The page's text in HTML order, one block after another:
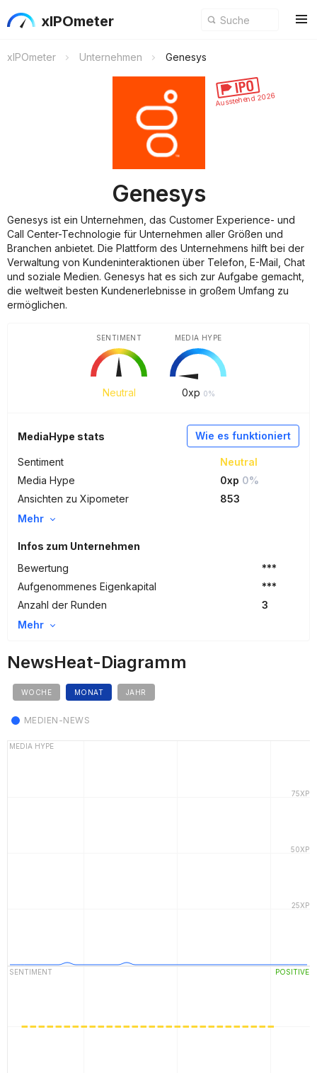
xIPOmeter
xIPOmeter Unternehmen Genesys
Ausstehend 2026
Genesys
Genesys ist ein Unternehmen, das Customer Experience- und
Call Center-Technologie für Unternehmen aller Größen und
Branchen anbietet. Die Plattform des Unternehmens hilft bei der
Verwaltung von Kundeninteraktionen über Telefon, E-Mail, Chat
und soziale Medien. Genesys hat es sich zur Aufgabe gemacht,
die weltweit besten Kundenerlebnisse in großem Umfang zu
ermöglichen.
Neutral
SENTIMENT
0xp 0%
MEDIA HYPE
Wie es funktioniert
MediaHype stats
Sentiment
Neutral
Media Hype
0xp 0%
Ansichten zu Xipometer
853
Mehr
Infos zum Unternehmen
Bewertung
***
Aufgenommenes Eigenkapital
***
Anzahl der Runden
3
Mehr
NewsHeat-Diagramm
WOCHE MONAT JAHR
MEDIEN-NEWS